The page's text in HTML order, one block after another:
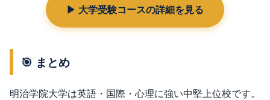
▶ 大学受験コースの詳細を見る
🎯 まとめ
明治学院大学は英語・国際・心理に強い中堅上位校です。